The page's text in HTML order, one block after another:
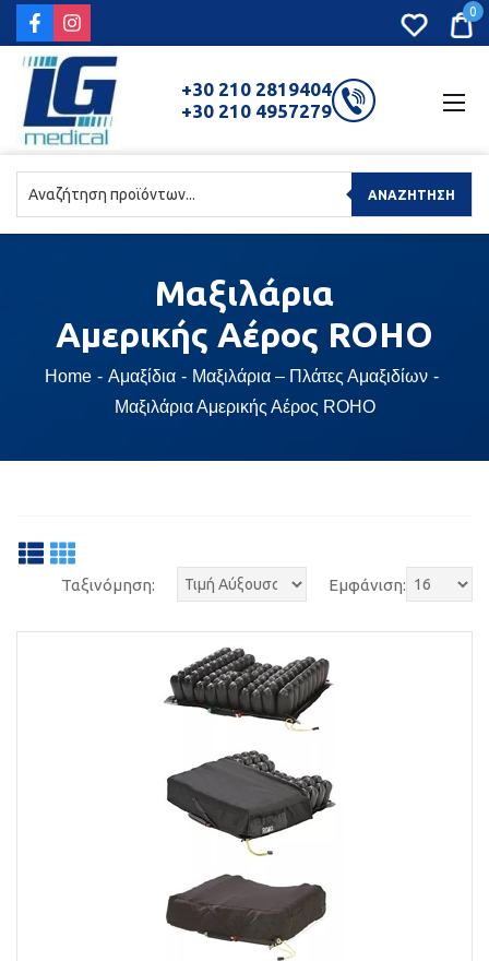
0
+30 210 2819404
+30 210 4957279
ΑΝΑΖΉΤΗΣΗ
Μαξιλάρια
Αμερικής Αέρος ROHO
Home Αμαξίδια
Μαξιλάρια – Πλάτες Αμαξιδίων
Μαξιλάρια Αμερικής Αέρος ROHO
Ταξινόμηση: Εμφάνιση: